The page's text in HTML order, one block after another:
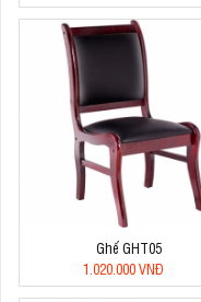
Ghế GHT05
1.020.000 VNĐ